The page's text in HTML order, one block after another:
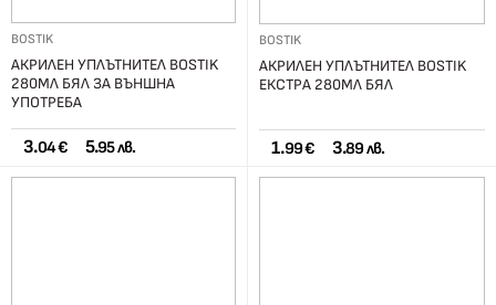
BOSTIK
АКРИЛЕН УПЛЪТНИТЕЛ BOSTIK
280МЛ БЯЛ ЗА ВЪНШНА
УПОТРЕБА
3.04 € 5.95 лв.
BOSTIK
АКРИЛЕН УПЛЪТНИТЕЛ BOSTIK
ЕКСТРА 280МЛ БЯЛ
1.99 € 3.89 лв.